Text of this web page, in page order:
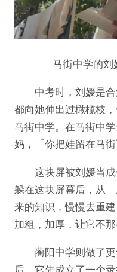
马街中学的刘
中考时，刘媛是合
都向她伸出过橄榄枝
马街中学。在马街中
妈，「你把娃留在马街
这块屏被刘媛当成
躲在这块屏幕后，从
来的知识，慢慢去重
加粗，加厚，让它不那
蔺阳中学则做了更
后，它先成立了一个